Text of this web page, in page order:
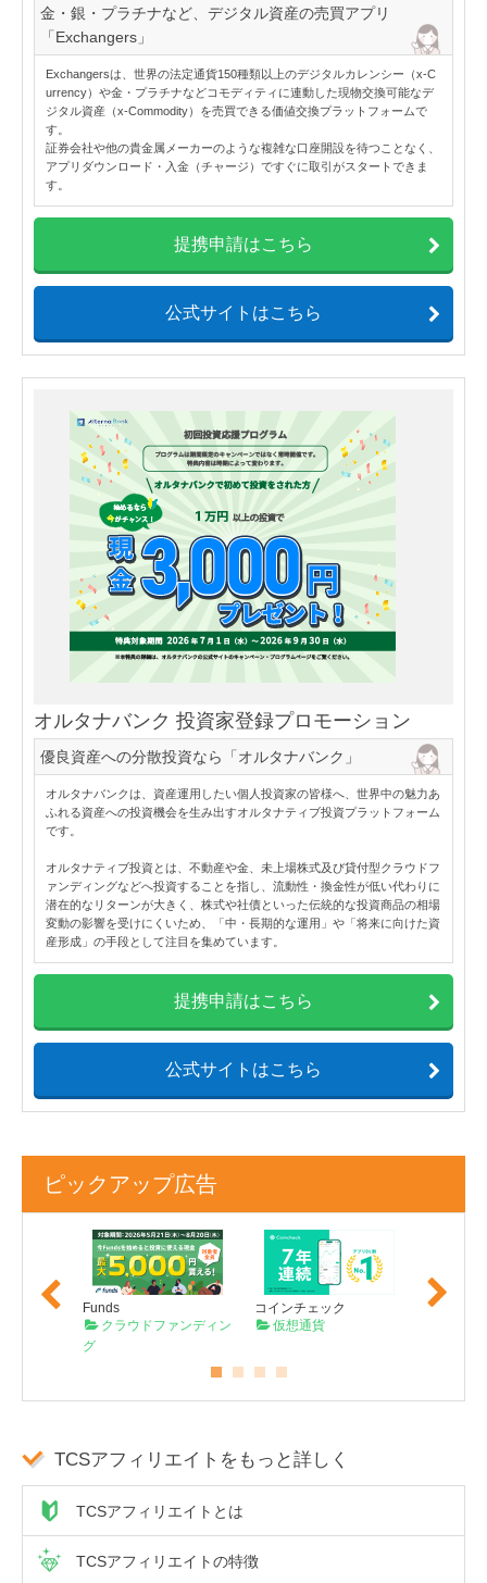
金・銀・プラチナなど、デジタル資産の売買アプリ
「Exchangers」
Exchangersは、世界の法定通貨150種類以上のデジタルカレンシー（x-C
urrency）や金・プラチナなどコモディティに連動した現物交換可能なデ
ジタル資産（x-Commodity）を売買できる価値交換プラットフォームで
す。
証券会社や他の貴金属メーカーのような複雑な口座開設を待つことなく、
アプリダウンロード・入金（チャージ）ですぐに取引がスタートできま
す。
提携申請はこちら
公式サイトはこちら
オルタナバンク 投資家登録プロモーション
優良資産への分散投資なら「オルタナバンク」
オルタナバンクは、資産運用したい個人投資家の皆様へ、世界中の魅力あ
ふれる資産への投資機会を生み出すオルタナティブ投資プラットフォーム
です。
オルタナティブ投資とは、不動産や金、未上場株式及び貸付型クラウドフ
ァンディングなどへ投資することを指し、流動性・換金性が低い代わりに
潜在的なリターンが大きく、株式や社債といった伝統的な投資商品の相場
変動の影響を受けにくいため、「中・長期的な運用」や「将来に向けた資
産形成」の手段として注目を集めています。
提携申請はこちら
公式サイトはこちら
ピックアップ広告
Previo
us
Funds
クラウドファンディン
グ
コインチェック
仮想通貨
Next
TCSアフィリエイトをもっと詳しく
TCSアフィリエイトとは
TCSアフィリエイトの特徴